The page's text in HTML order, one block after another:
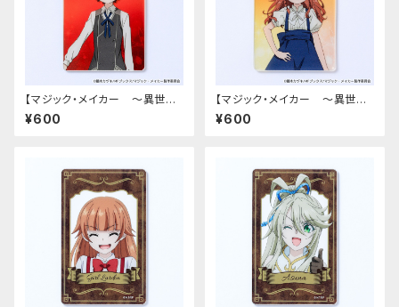
【マジック・メイカー ～異世界
魔法の作り方～】アクリルカード
（シオン）
¥600
【マジック・メイカー ～異世界
魔法の作り方～】アクリルカード
（マリー）
¥600